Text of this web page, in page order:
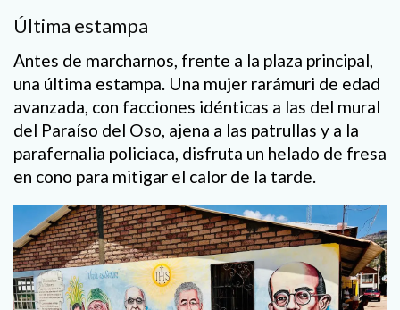
Última estampa
Antes de marcharnos, frente a la plaza principal,
una última estampa. Una mujer rarámuri de edad
avanzada, con facciones idénticas a las del mural
del Paraíso del Oso, ajena a las patrullas y a la
parafernalia policiaca, disfruta un helado de fresa
en cono para mitigar el calor de la tarde.